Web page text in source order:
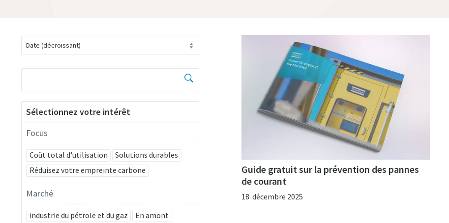
Sélectionnez votre intérêt
Focus
Coût total d'utilisation
Solutions durables
Réduisez votre empreinte carbone
Marché
industrie du pétrole et du gaz
En amont
Guide gratuit sur la prévention des pannes
de courant
18. décembre 2025